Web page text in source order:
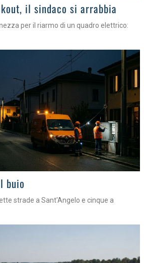
il sindaco si arrabbia
per il riarmo di un quadro elettrico:
buio
strade a Sant'Angelo e cinque a